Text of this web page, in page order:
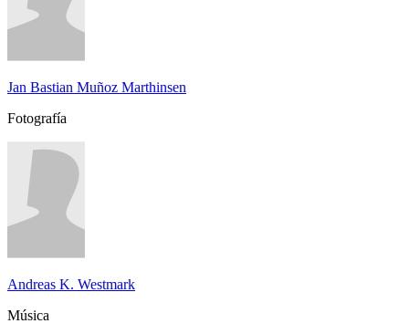
Jan Bastian Muñoz Marthinsen
Fotografía
Andreas K. Westmark
Música